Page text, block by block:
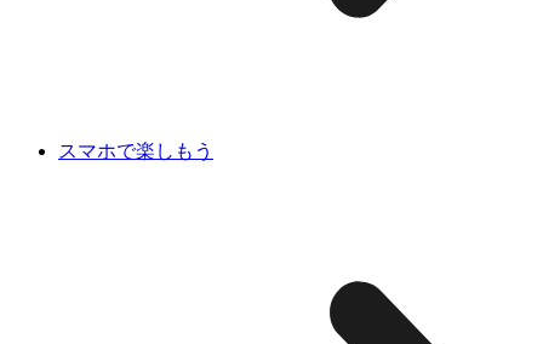
スマホで楽しもう